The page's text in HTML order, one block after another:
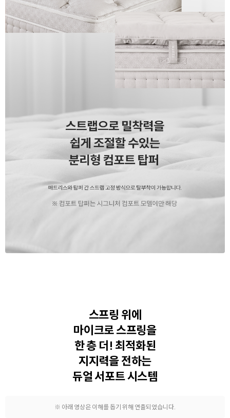
스프링 위에
마이크로 스프링을
한 층 더! 최적화된
지지력을 전하는
듀얼 서포트 시스템
※ 아래 영상은 이해를 돕기 위해 연출되었습니다.